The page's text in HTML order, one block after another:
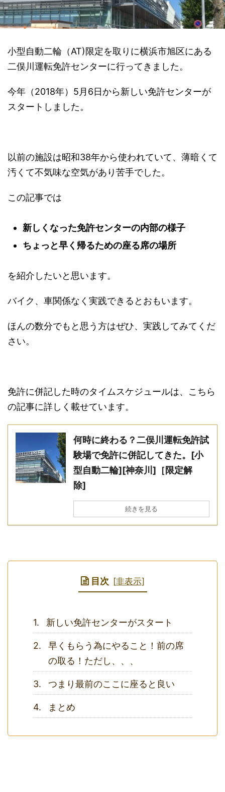
小型自動二輪（AT)限定を取りに横浜市旭区にある
二俣川運転免許センターに行ってきました。
今年（2018年）5月6日から新しい免許センターが
スタートしました。
以前の施設は昭和38年から使われていて、薄暗くて
汚くて不気味な空気があり苦手でした。
この記事では
新しくなった免許センターの内部の様子
ちょっと早く帰るための座る席の場所
を紹介したいと思います。
バイク、車関係なく実践できるとおもいます。
ほんの数分でもと思う方はぜひ、実践してみてくだ
さい。
免許に併記した時のタイムスケジュールは、こちら
の記事に詳しく載せています。
何時に終わる？二俣川運転免許試
験場で免許に併記してきた。[小
型自動二輪][神奈川]［限定解
除]
続きを見る
目次 [非表示]
新しい免許センターがスタート
早くもらう為にやること！前の席
の取る！ただし、、、
つまり最前のここに座ると良い
まとめ